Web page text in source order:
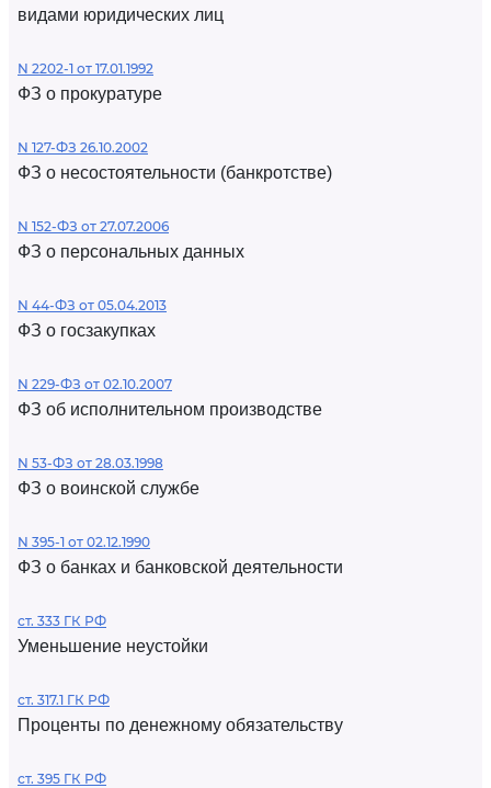
видами юридических лиц
N 2202-1 от 17.01.1992
ФЗ о прокуратуре
N 127-ФЗ 26.10.2002
ФЗ о несостоятельности (банкротстве)
N 152-ФЗ от 27.07.2006
ФЗ о персональных данных
N 44-ФЗ от 05.04.2013
ФЗ о госзакупках
N 229-ФЗ от 02.10.2007
ФЗ об исполнительном производстве
N 53-ФЗ от 28.03.1998
ФЗ о воинской службе
N 395-1 от 02.12.1990
ФЗ о банках и банковской деятельности
ст. 333 ГК РФ
Уменьшение неустойки
ст. 317.1 ГК РФ
Проценты по денежному обязательству
ст. 395 ГК РФ